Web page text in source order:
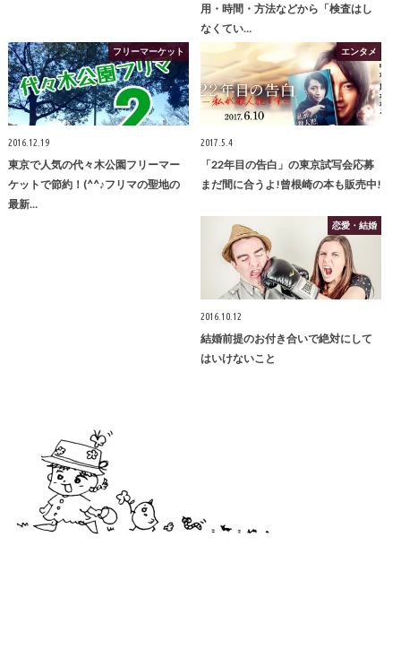
用・時間・方法などから「検査はし
なくてい…
フリーマーケット
2016.12.19
東京で人気の代々木公園フリーマー
ケットで節約！(^^♪フリマの聖地の
最新…
エンタメ
2017.5.4
「22年目の告白」の東京試写会応募
まだ間に合うよ!曾根崎の本も販売中!
恋愛・結婚
2016.10.12
結婚前提のお付き合いで絶対にして
はいけないこと